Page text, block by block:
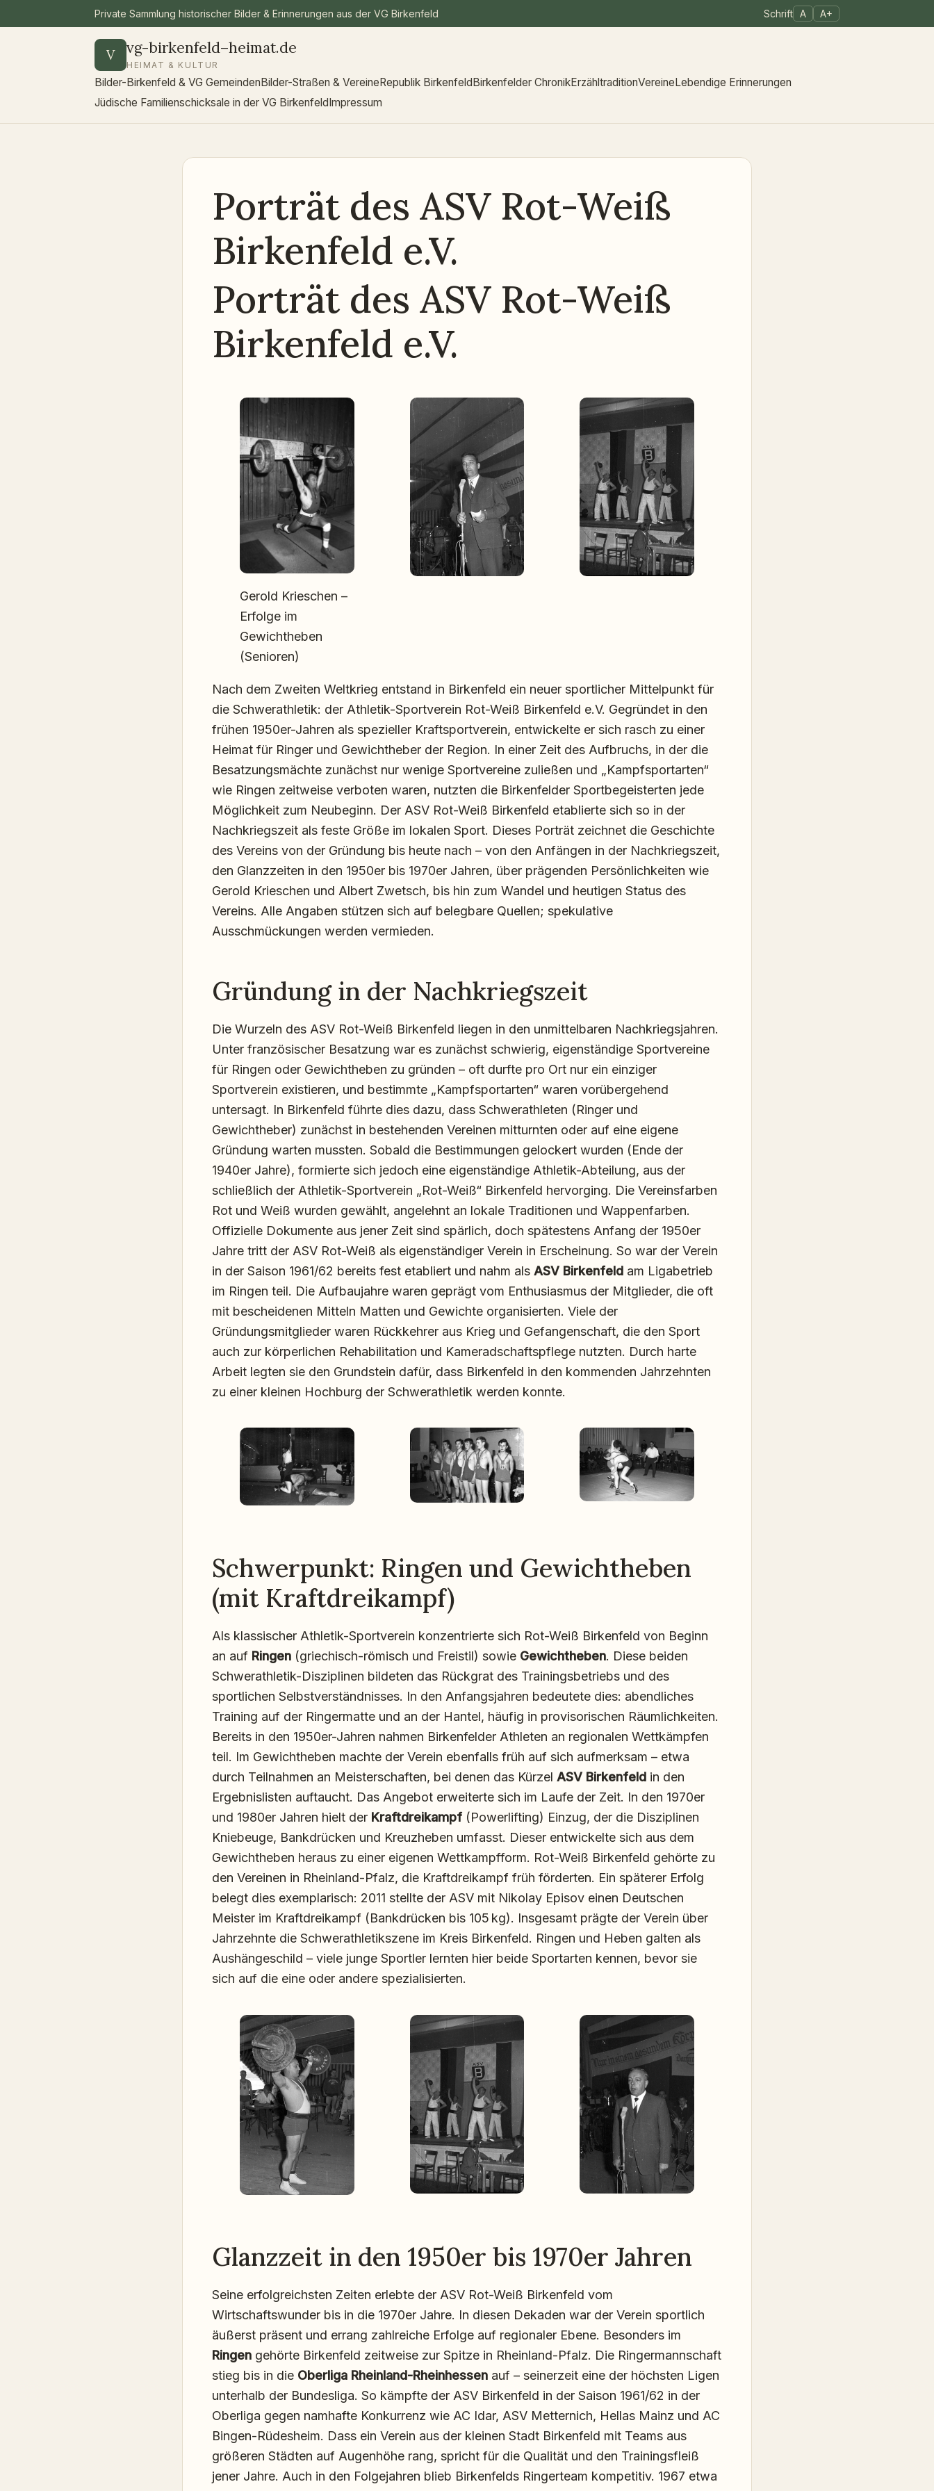
Private Sammlung historischer Bilder & Erinnerungen aus der VG Birkenfeld Schrift A A+
V vg-birkenfeld–heimat.de
HEIMAT & KULTUR
Bilder-Birkenfeld & VG GemeindenBilder-Straßen & VereineRepublik BirkenfeldBirkenfelder ChronikErzähltraditionVereineLebendige Erinnerungen
Jüdische Familienschicksale in der VG BirkenfeldImpressum
Porträt des ASV Rot-Weiß
Birkenfeld e.V.
Porträt des ASV Rot-Weiß
Birkenfeld e.V.
Gerold Krieschen –
Erfolge im
Gewichtheben
(Senioren)
Nach dem Zweiten Weltkrieg entstand in Birkenfeld ein neuer sportlicher Mittelpunkt für
die Schwerathletik: der Athletik-Sportverein Rot-Weiß Birkenfeld e.V. Gegründet in den
frühen 1950er-Jahren als spezieller Kraftsportverein, entwickelte er sich rasch zu einer
Heimat für Ringer und Gewichtheber der Region. In einer Zeit des Aufbruchs, in der die
Besatzungsmächte zunächst nur wenige Sportvereine zuließen und „Kampfsportarten“
wie Ringen zeitweise verboten waren, nutzten die Birkenfelder Sportbegeisterten jede
Möglichkeit zum Neubeginn. Der ASV Rot-Weiß Birkenfeld etablierte sich so in der
Nachkriegszeit als feste Größe im lokalen Sport. Dieses Porträt zeichnet die Geschichte
des Vereins von der Gründung bis heute nach – von den Anfängen in der Nachkriegszeit,
den Glanzzeiten in den 1950er bis 1970er Jahren, über prägenden Persönlichkeiten wie
Gerold Krieschen und Albert Zwetsch, bis hin zum Wandel und heutigen Status des
Vereins. Alle Angaben stützen sich auf belegbare Quellen; spekulative
Ausschmückungen werden vermieden.
Gründung in der Nachkriegszeit
Die Wurzeln des ASV Rot-Weiß Birkenfeld liegen in den unmittelbaren Nachkriegsjahren.
Unter französischer Besatzung war es zunächst schwierig, eigenständige Sportvereine
für Ringen oder Gewichtheben zu gründen – oft durfte pro Ort nur ein einziger
Sportverein existieren, und bestimmte „Kampfsportarten“ waren vorübergehend
untersagt. In Birkenfeld führte dies dazu, dass Schwerathleten (Ringer und
Gewichtheber) zunächst in bestehenden Vereinen mitturnten oder auf eine eigene
Gründung warten mussten. Sobald die Bestimmungen gelockert wurden (Ende der
1940er Jahre), formierte sich jedoch eine eigenständige Athletik-Abteilung, aus der
schließlich der Athletik-Sportverein „Rot-Weiß“ Birkenfeld hervorging. Die Vereinsfarben
Rot und Weiß wurden gewählt, angelehnt an lokale Traditionen und Wappenfarben.
Offizielle Dokumente aus jener Zeit sind spärlich, doch spätestens Anfang der 1950er
Jahre tritt der ASV Rot-Weiß als eigenständiger Verein in Erscheinung. So war der Verein
in der Saison 1961/62 bereits fest etabliert und nahm als ASV Birkenfeld am Ligabetrieb
im Ringen teil. Die Aufbaujahre waren geprägt vom Enthusiasmus der Mitglieder, die oft
mit bescheidenen Mitteln Matten und Gewichte organisierten. Viele der
Gründungsmitglieder waren Rückkehrer aus Krieg und Gefangenschaft, die den Sport
auch zur körperlichen Rehabilitation und Kameradschaftspflege nutzten. Durch harte
Arbeit legten sie den Grundstein dafür, dass Birkenfeld in den kommenden Jahrzehnten
zu einer kleinen Hochburg der Schwerathletik werden konnte.
Schwerpunkt: Ringen und Gewichtheben
(mit Kraftdreikampf)
Als klassischer Athletik-Sportverein konzentrierte sich Rot-Weiß Birkenfeld von Beginn
an auf Ringen (griechisch-römisch und Freistil) sowie Gewichtheben. Diese beiden
Schwerathletik-Disziplinen bildeten das Rückgrat des Trainingsbetriebs und des
sportlichen Selbstverständnisses. In den Anfangsjahren bedeutete dies: abendliches
Training auf der Ringermatte und an der Hantel, häufig in provisorischen Räumlichkeiten.
Bereits in den 1950er-Jahren nahmen Birkenfelder Athleten an regionalen Wettkämpfen
teil. Im Gewichtheben machte der Verein ebenfalls früh auf sich aufmerksam – etwa
durch Teilnahmen an Meisterschaften, bei denen das Kürzel ASV Birkenfeld in den
Ergebnislisten auftaucht. Das Angebot erweiterte sich im Laufe der Zeit. In den 1970er
und 1980er Jahren hielt der Kraftdreikampf (Powerlifting) Einzug, der die Disziplinen
Kniebeuge, Bankdrücken und Kreuzheben umfasst. Dieser entwickelte sich aus dem
Gewichtheben heraus zu einer eigenen Wettkampfform. Rot-Weiß Birkenfeld gehörte zu
den Vereinen in Rheinland-Pfalz, die Kraftdreikampf früh förderten. Ein späterer Erfolg
belegt dies exemplarisch: 2011 stellte der ASV mit Nikolay Episov einen Deutschen
Meister im Kraftdreikampf (Bankdrücken bis 105 kg). Insgesamt prägte der Verein über
Jahrzehnte die Schwerathletikszene im Kreis Birkenfeld. Ringen und Heben galten als
Aushängeschild – viele junge Sportler lernten hier beide Sportarten kennen, bevor sie
sich auf die eine oder andere spezialisierten.
Glanzzeit in den 1950er bis 1970er Jahren
Seine erfolgreichsten Zeiten erlebte der ASV Rot-Weiß Birkenfeld vom
Wirtschaftswunder bis in die 1970er Jahre. In diesen Dekaden war der Verein sportlich
äußerst präsent und errang zahlreiche Erfolge auf regionaler Ebene. Besonders im
Ringen gehörte Birkenfeld zeitweise zur Spitze in Rheinland-Pfalz. Die Ringermannschaft
stieg bis in die Oberliga Rheinland-Rheinhessen auf – seinerzeit eine der höchsten Ligen
unterhalb der Bundesliga. So kämpfte der ASV Birkenfeld in der Saison 1961/62 in der
Oberliga gegen namhafte Konkurrenz wie AC Idar, ASV Metternich, Hellas Mainz und AC
Bingen-Rüdesheim. Dass ein Verein aus der kleinen Stadt Birkenfeld mit Teams aus
größeren Städten auf Augenhöhe rang, spricht für die Qualität und den Trainingsfleiß
jener Jahre. Auch in den Folgejahren blieb Birkenfelds Ringerteam kompetitiv. 1967 etwa